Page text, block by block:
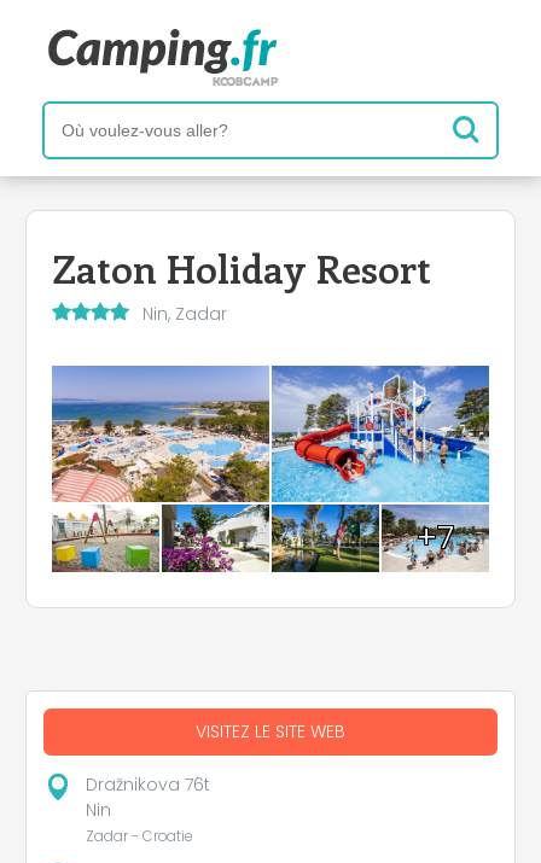
Zaton Holiday Resort
Nin, Zadar
+7
VISITEZ LE SITE WEB
Dražnikova 76t
Nin
Zadar - Croatie